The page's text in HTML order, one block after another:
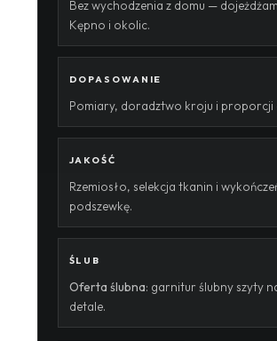
Bez wychodzenia z domu —
Kępno i okolic.
DOPASOWANIE
Pomiary, doradztwo kroju i proporcji
JAKOŚĆ
Rzemiosło, selekcja tkanin i
podszewkę.
ŚLUB
Oferta ślubna: garnitur ślubny szyty
detale.